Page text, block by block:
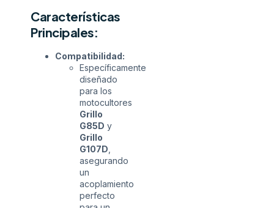
Características
Principales:
Compatibilidad:
Específicamente
diseñado
para los
motocultores
Grillo
G85D y
Grillo
G107D
asegurando
un
acoplamiento
perfecto